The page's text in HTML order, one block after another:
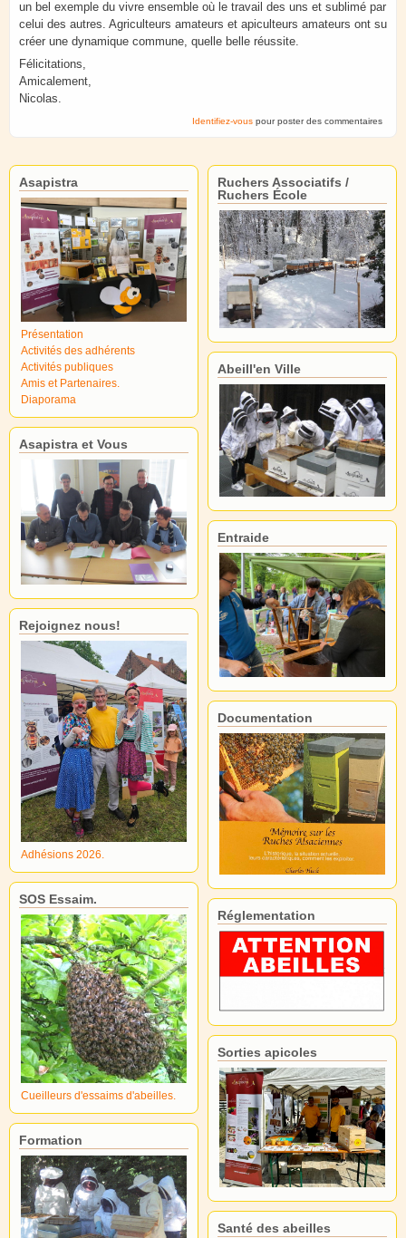
un bel exemple du vivre ensemble où le travail des uns et sublimé par
celui des autres. Agriculteurs amateurs et apiculteurs amateurs ont su
créer une dynamique commune, quelle belle réussite.
Félicitations,
Amicalement,
Nicolas.
Identifiez-vous pour poster des commentaires
Asapistra
Présentation
Activités des adhérents
Activités publiques
Amis et Partenaires.
Diaporama
Asapistra et Vous
Rejoignez nous!
Adhésions 2026.
SOS Essaim.
Cueilleurs d'essaims d'abeilles.
Formation
Ruchers Associatifs /
Ruchers École
Abeill'en Ville
Entraide
Documentation
Réglementation
Sorties apicoles
Santé des abeilles